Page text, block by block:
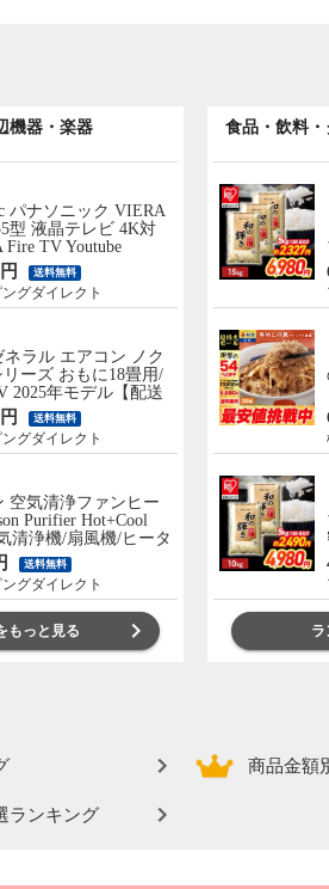
機器・楽器
パナソニック VIERA
型 液晶テレビ 4K対
Fire TV Youtube
配送のみ 設置なし 軒
［正規取扱店］ TV-
送料無料
グダイレクト
ネラル エアコン ノク
リーズ おもに18畳用/
2025年モデル【配送
なし 軒先渡し】 AS-
送料無料
グダイレクト
空気清浄ファンヒー
Purifier Hot+Cool
清浄機/扇風機/ヒータ
振り HP10WW
送料無料
グダイレクト
もっと見る
食品・飲料・
ラ
商品金額
ランキング